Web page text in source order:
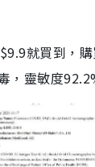
就買到，
靈敏度